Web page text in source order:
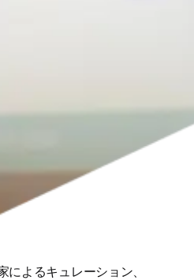
によるキュレーション、